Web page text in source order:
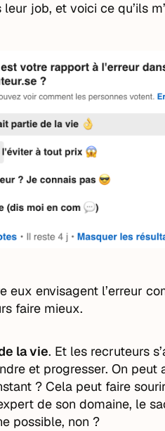
job, et voici ce qu’ils
eux envisagent l’erreur
faire mieux.
la vie. Et les recruteurs
et progresser. On
? Cela peut faire
de son domaine, le
possible, non ?